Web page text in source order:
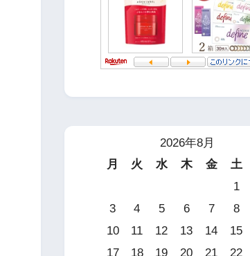
2026年8月
月
火 水 木 金 土
1
3
4 5 6 7 8
10
11 12 13 14 15
17
18 19 20 21 22